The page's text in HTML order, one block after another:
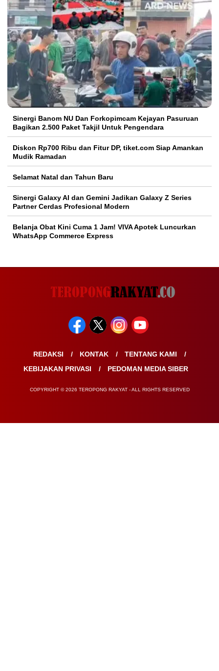
Sinergi Banom NU Dan Forkopimcam Kejayan Pasuruan
Bagikan 2.500 Paket Takjil Untuk Pengendara
Diskon Rp700 Ribu dan Fitur DP, tiket.com Siap Amankan
Mudik Ramadan
Selamat Natal dan Tahun Baru
Sinergi Galaxy AI dan Gemini Jadikan Galaxy Z Series
Partner Cerdas Profesional Modern
Belanja Obat Kini Cuma 1 Jam! VIVA Apotek Luncurkan
WhatsApp Commerce Express
REDAKSI KONTAK
TENTANG KAMI
KEBIJAKAN PRIVASI
PEDOMAN MEDIA SIBER
COPYRIGHT © 2026 TEROPONG RAKYAT - ALL RIGHTS RESERVED